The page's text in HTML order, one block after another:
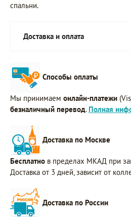
спальни.
Доставка и оплата
Способы оплаты
Мы принимаем онлайн-платежи
безналичный перевод. Полная
Доставка по Москве
Бесплатно в пределах МКАД при
Доставка от 3 дней, зависит от
Доставка по России